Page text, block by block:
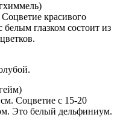
красивого
белым глазком состоит из
Соцветие с 15-20
Это белый дельфиниум.